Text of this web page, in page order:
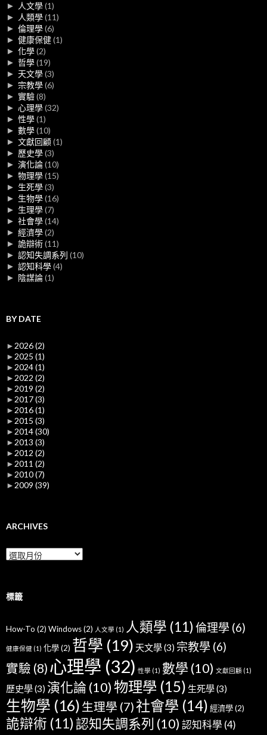
► 人文學(1)
► 人類學(11)
► 倫理學(6)
► 健康保健(1)
► 化學(2)
► 哲學(19)
► 天文學(3)
► 宗教學(6)
► 實驗(8)
► 心理學(32)
► 性學(1)
► 數學(10)
► 文獻回顧(1)
► 歷史學(3)
► 演化論(10)
► 物理學(15)
► 生死學(3)
► 生物學(16)
► 生理學(7)
► 社會學(14)
► 經濟學(2)
► 詭辯術(11)
► 認知失調系列 (10)
► 認知科學(4)
► 陰謀論(1)
BY DATE
► 2026(2)
► 2025 (1)
► 2024(1)
► 2022 (2)
► 2019 (2)
► 2017(3)
► 2016(1)
► 2015 (3)
► 2014(30)
► 2013 (3)
► 2012 (2)
► 2011 (2)
► 2010(7)
► 2009 (39)
ARCHIVES
Archives
標籤
How-To (2) Windows(2) 人文學 (1) 人類學 (11) 倫理學 (6)
健康保健 (1) 化學(2) 哲學 (19) 天文學(3) 宗教學 (6)
實驗 (8) 心理學 (32) 性學 (1) 數學 (10) 文獻回顧 (1)
歷史學(3) 演化論 (10)物理學 (15) 生死學(3)
生物學 (16) 生理學 (7)社會學 (14) 經濟學(2)
詭辯術 (11)認知失調系列 (10) 認知科學 (4)